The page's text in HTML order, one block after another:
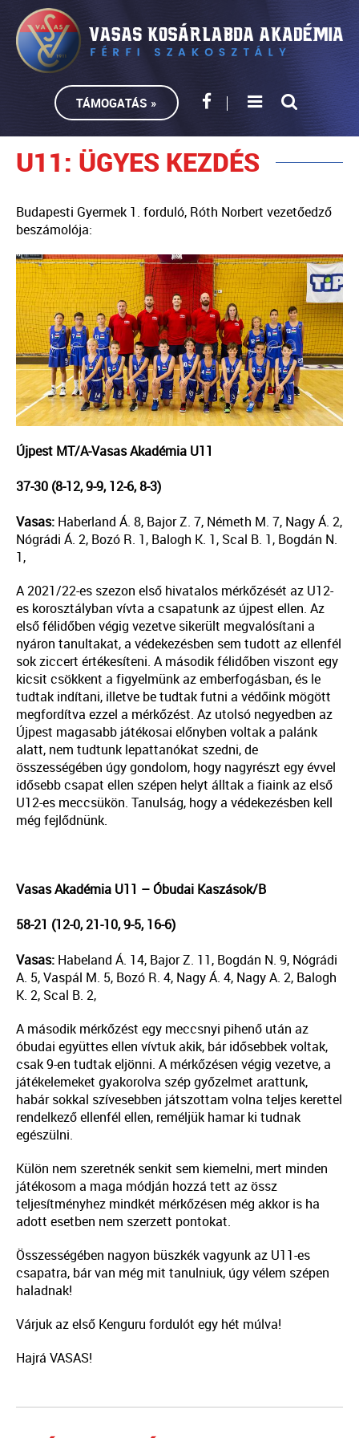
TÁMOGATÁS »
U11: ÜGYES KEZDÉS
Budapesti Gyermek 1. forduló, Róth Norbert vezetőedző
beszámolója:
Újpest MT/A-Vasas Akadémia U11
37-30 (8-12, 9-9, 12-6, 8-3)
Vasas: Haberland Á. 8, Bajor Z. 7, Németh M. 7, Nagy Á. 2,
Nógrádi Á. 2, Bozó R. 1, Balogh K. 1, Scal B. 1, Bogdán N.
1,
A 2021/22-es szezon első hivatalos mérkőzését az U12-
es korosztályban vívta a csapatunk az újpest ellen. Az
első félidőben végig vezetve sikerült megvalósítani a
nyáron tanultakat, a védekezésben sem tudott az ellenfél
sok ziccert értékesíteni. A második félidőben viszont egy
kicsit csökkent a figyelmünk az emberfogásban, és le
tudtak indítani, illetve be tudtak futni a védőink mögött
megfordítva ezzel a mérkőzést. Az utolsó negyedben az
Újpest magasabb játékosai előnyben voltak a palánk
alatt, nem tudtunk lepattanókat szedni, de
összességében úgy gondolom, hogy nagyrészt egy évvel
idősebb csapat ellen szépen helyt álltak a fiaink az első
U12-es meccsükön. Tanulság, hogy a védekezésben kell
még fejlődnünk.
Vasas Akadémia U11 – Óbudai Kaszások/B
58-21 (12-0, 21-10, 9-5, 16-6)
Vasas: Habeland Á. 14, Bajor Z. 11, Bogdán N. 9, Nógrádi
A. 5, Vaspál M. 5, Bozó R. 4, Nagy Á. 4, Nagy A. 2, Balogh
K. 2, Scal B. 2,
A második mérkőzést egy meccsnyi pihenő után az
óbudai együttes ellen vívtuk akik, bár idősebbek voltak,
csak 9-en tudtak eljönni. A mérkőzésen végig vezetve, a
játékelemeket gyakorolva szép győzelmet arattunk,
habár sokkal szívesebben játszottam volna teljes kerettel
rendelkező ellenfél ellen, reméljük hamar ki tudnak
egészülni.
Külön nem szeretnék senkit sem kiemelni, mert minden
játékosom a maga módján hozzá tett az össz
teljesítményhez mindkét mérkőzésen még akkor is ha
adott esetben nem szerzett pontokat.
Összességében nagyon büszkék vagyunk az U11-es
csapatra, bár van még mit tanulniuk, úgy vélem szépen
haladnak!
Várjuk az első Kenguru fordulót egy hét múlva!
Hajrá VASAS!